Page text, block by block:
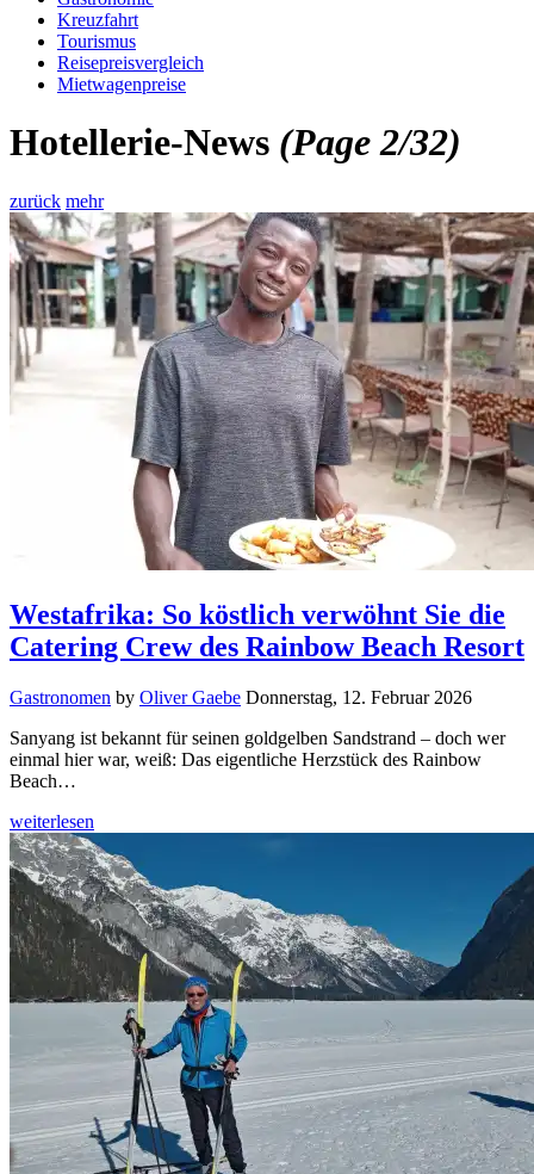
Kreuzfahrt
Tourismus
Reisepreisvergleich
Mietwagenpreise
Hotellerie-News (Page 2/32)
zurück mehr
Westafrika: So köstlich verwöhnt Sie die
Catering Crew des Rainbow Beach Resort
Gastronomen by Oliver Gaebe Donnerstag, 12. Februar 2026
Sanyang ist bekannt für seinen goldgelben Sandstrand – doch wer
einmal hier war, weiß: Das eigentliche Herzstück des Rainbow
Beach…
weiterlesen